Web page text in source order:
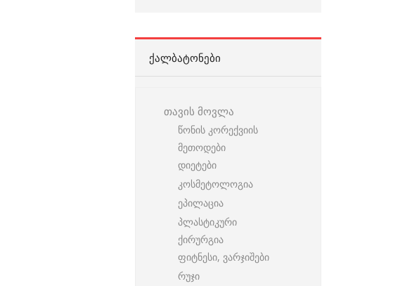
ᲥᲐᲚᲑᲐᲢᲝᲜᲔᲑᲘ
თავის მოვლა
წონის კორექვიის
მეთოდები
დიეტები
კოსმეტოლოგია
ეპილაცია
პლასტიკური
ქირურგია
ფიტნესი, ვარჯიშები
რუჯი